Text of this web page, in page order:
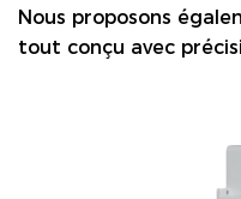
Nous proposons
tout conçu avec